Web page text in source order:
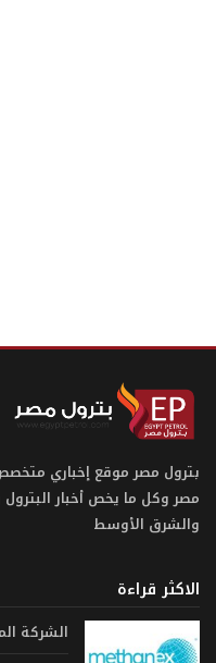
بترول مصر موقع إخباري
مصر وكل ما يخص أخبار
والشرق الأوسط
الاكثر قراءة
الشركة